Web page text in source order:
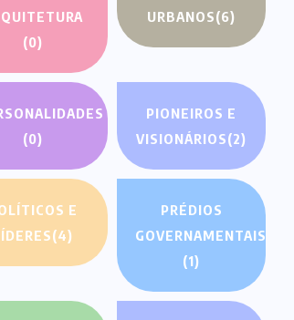
(0)
URBANOS(6)
(0)
PIONEIROS E
VISIONÁRIOS(2)
E
(4)
PRÉDIOS
GOVERNAMENTAIS
(1)